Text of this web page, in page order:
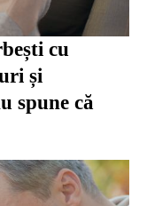
cu
și
spune că